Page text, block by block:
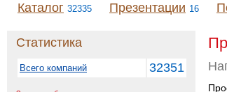
Каталог 32335 Презентации 16
Статистика
Всего компаний 32351